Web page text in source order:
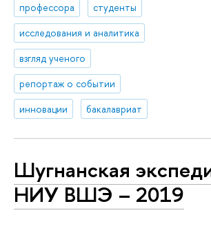
профессора
студенты
исследования и аналитика
взгляд ученого
репортаж о событии
инновации
бакалавриат
Шугнанская
НИУ ВШЭ – 2019